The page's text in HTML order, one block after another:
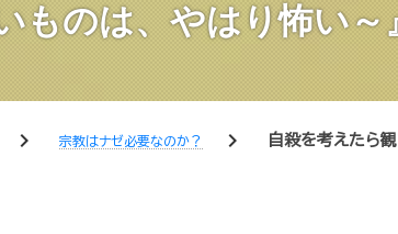
ものは、やはり怖い～
chevron_right 宗教はナゼ必要なのか？ chevron_right
自殺を考えたら